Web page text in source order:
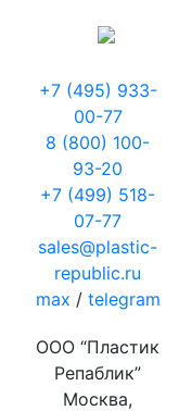
+7 (495) 933-
00-77
8 (800) 100-
93-20
+7 (499) 518-
07-77
sales@plastic-
republic.ru
max / telegram
ООО “Пластик
Репаблик”
Москва,